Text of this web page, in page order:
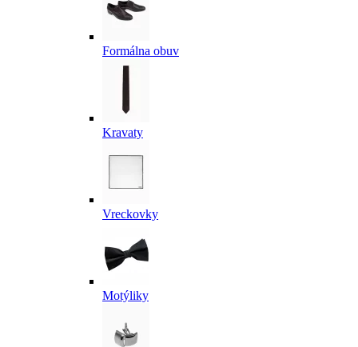
Formálna obuv
Kravaty
Vreckovky
Motýliky